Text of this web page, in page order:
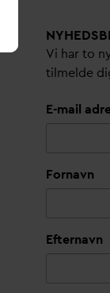
Vi har to
tilmelde
E-mail
Fornavn
Efternavn